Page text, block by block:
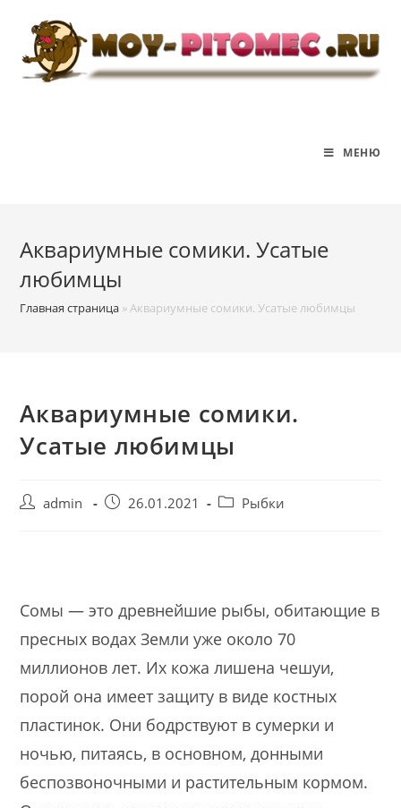
содержимому
МЕНЮ
Аквариумные сомики. Усатые
любимцы
Главная страница »Аквариумные сомики. Усатые любимцы
Аквариумные сомики.
Усатые любимцы
Postadmin
Запись26.01.2021
PostРыбки
Сомы — это древнейшие рыбы, обитающие в
пресных водах Земли уже около 70
миллионов лет. Их кожа лишена чешуи,
порой она имеет защиту в виде костных
пластинок. Они бодрствуют в сумерки и
ночью, питаясь, в основном, донными
беспозвоночными и растительным кормом.